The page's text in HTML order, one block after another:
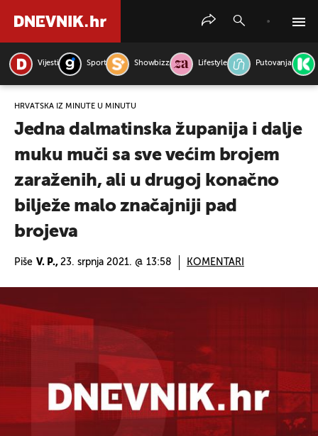
Vijesti Sport Showbizz Lifestyle Putovanja
HRVATSKA IZ MINUTE U MINUTU
Jedna dalmatinska županija i dalje
muku muči sa sve većim brojem
zaraženih, ali u drugoj konačno
bilježe malo značajniji pad
brojeva
Piše V. P., 23. srpnja 2021. @ 13:58 KOMENTARI
PRETRAŽITE VIJESTI